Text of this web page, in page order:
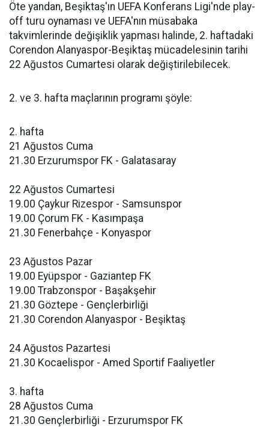
Öte yandan, Beşiktaş'ın UEFA Konferans Ligi'nde play-
off turu oynaması ve UEFA'nın müsabaka
takvimlerinde değişiklik yapması halinde, 2. haftadaki
Corendon Alanyaspor-Beşiktaş mücadelesinin tarihi
22 Ağustos Cumartesi olarak değiştirilebilecek.
2. ve 3. hafta maçlarının programı şöyle:
2. hafta
21 Ağustos Cuma
21.30 Erzurumspor FK - Galatasaray
22 Ağustos Cumartesi
19.00 Çaykur Rizespor - Samsunspor
19.00 Çorum FK - Kasımpaşa
21.30 Fenerbahçe - Konyaspor
23 Ağustos Pazar
19.00 Eyüpspor - Gaziantep FK
19.00 Trabzonspor - Başakşehir
21.30 Göztepe - Gençlerbirliği
21.30 Corendon Alanyaspor - Beşiktaş
24 Ağustos Pazartesi
21.30 Kocaelispor - Amed Sportif Faaliyetler
3. hafta
28 Ağustos Cuma
21.30 Gençlerbirliği - Erzurumspor FK